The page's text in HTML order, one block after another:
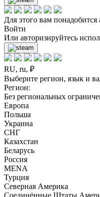
Для этого вам понадобится
Войти
Или авторизируйтесь
RU, ru, ₽
Выберите регион, язык и
Регион:
Без региональных
Европа
Польша
Украина
СНГ
Казахстан
Беларусь
Россия
MENA
Турция
Северная Америка
Соединённые Штаты